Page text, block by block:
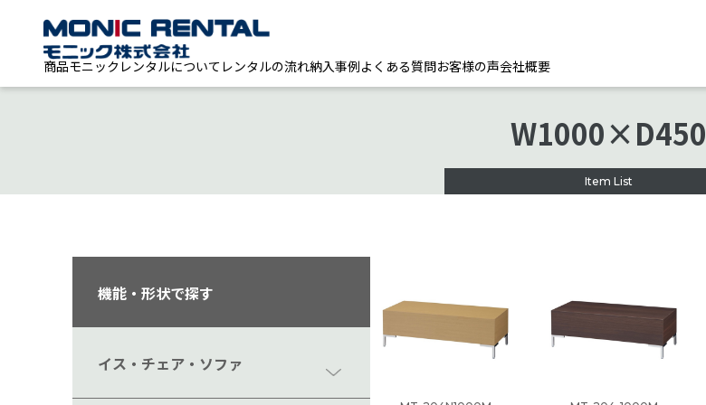
商品モニックレンタルについて レンタルの流れ納入事例よくある質問お客様の声会社概要
W1000×D450
Item List
機能・形状で探す
イス・チェア・ソファ